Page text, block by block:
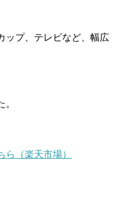
ップ、テレビなど、幅広
（楽天市場）